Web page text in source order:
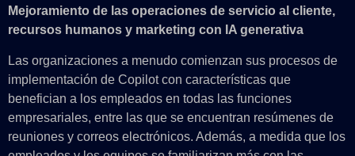
Mejoramiento de las operaciones de servicio al cliente,
recursos humanos y marketing con IA generativa
Las organizaciones a menudo comienzan sus procesos de
implementación de Copilot con características que
benefician a los empleados en todas las funciones
empresariales, entre las que se encuentran resúmenes de
reuniones y correos electrónicos. Además, a medida que los